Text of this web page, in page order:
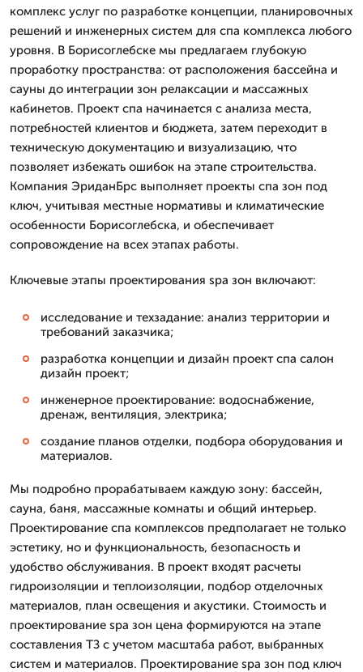
комплекс услуг по разработке концепции, планировочных
решений и инженерных систем для спа комплекса любого
уровня. В Борисоглебске мы предлагаем глубокую
проработку пространства: от расположения бассейна и
сауны до интеграции зон релаксации и массажных
кабинетов. Проект спа начинается с анализа места,
потребностей клиентов и бюджета, затем переходит в
техническую документацию и визуализацию, что
позволяет избежать ошибок на этапе строительства.
Компания ЭриданБрс выполняет проекты спа зон под
ключ, учитывая местные нормативы и климатические
особенности Борисоглебска, и обеспечивает
сопровождение на всех этапах работы.
Ключевые этапы проектирования spa зон включают:
исследование и техзадание: анализ территории и
требований заказчика;
разработка концепции и дизайн проект спа салон
дизайн проект;
инженерное проектирование: водоснабжение,
дренаж, вентиляция, электрика;
создание планов отделки, подбора оборудования и
материалов.
Мы подробно прорабатываем каждую зону: бассейн,
сауна, баня, массажные комнаты и общий интерьер.
Проектирование спа комплексов предполагает не только
эстетику, но и функциональность, безопасность и
удобство обслуживания. В проект входят расчеты
гидроизоляции и теплоизоляции, подбор отделочных
материалов, план освещения и акустики. Стоимость и
проектирование spa зон цена формируются на этапе
составления ТЗ с учетом масштаба работ, выбранных
систем и материалов. Проектирование spa зон под ключ